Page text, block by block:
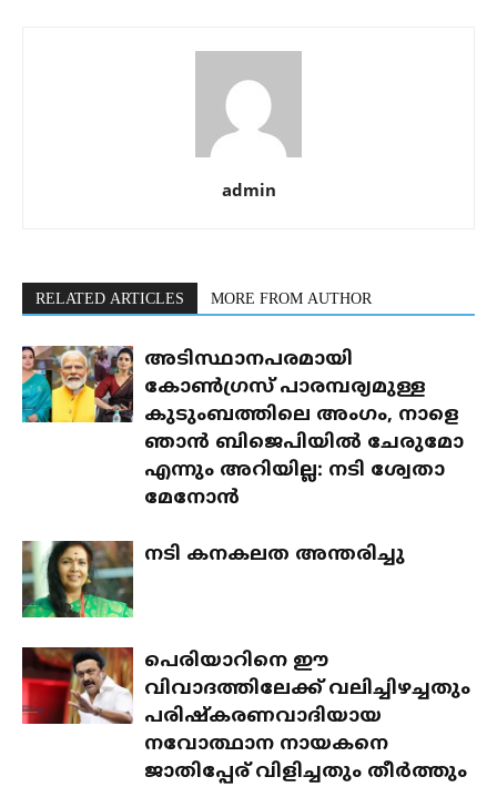
admin
RELATED ARTICLES MORE FROM AUTHOR
അടിസ്ഥാനപരമായി
കോൺഗ്രസ് പാരമ്പര്യമുള്ള
കുടുംബത്തിലെ അംഗം, നാളെ
ഞാൻ ബിജെപിയിൽ ചേരുമോ
എന്നും അറിയില്ല: നടി ശ്വേതാ
മേനോൻ
നടി കനകലത അന്തരിച്ചു
പെരിയാറിനെ ഈ
വിവാദത്തിലേക്ക് വലിച്ചിഴച്ചതും
പരിഷ്‌കരണവാദിയായ
നവോത്ഥാന നായകനെ
ജാതിപ്പേര് വിളിച്ചതും തീര്‍ത്തും